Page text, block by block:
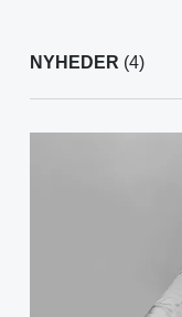
NYHEDER (4)